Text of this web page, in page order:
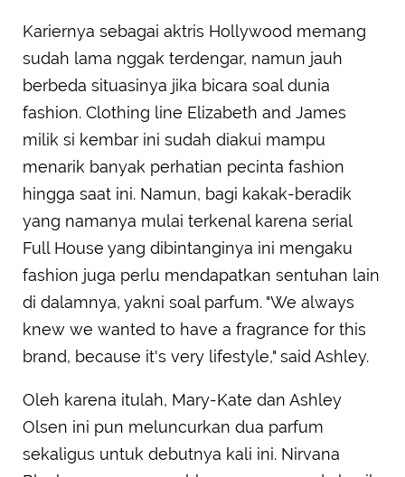
Kariernya sebagai aktris Hollywood memang
sudah lama nggak terdengar, namun jauh
berbeda situasinya jika bicara soal dunia
fashion. Clothing line Elizabeth and James
milik si kembar ini sudah diakui mampu
menarik banyak perhatian pecinta fashion
hingga saat ini. Namun, bagi kakak-beradik
yang namanya mulai terkenal karena serial
Full House yang dibintanginya ini mengaku
fashion juga perlu mendapatkan sentuhan lain
di dalamnya, yakni soal parfum. "We always
knew we wanted to have a fragrance for this
brand, because it's very lifestyle," said Ashley.
Oleh karena itulah, Mary-Kate dan Ashley
Olsen ini pun meluncurkan dua parfum
sekaligus untuk debutnya kali ini. Nirvana